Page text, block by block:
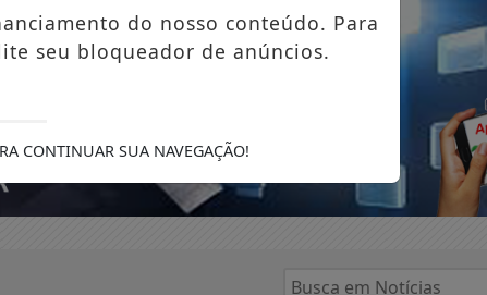
do nosso conteúdo. Para
seu bloqueador de anúncios.
CONTINUAR SUA NAVEGAÇÃO!